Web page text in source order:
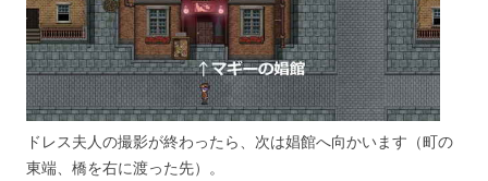
ドレス夫人の撮影が終わったら、次は娼館へ向かいます（町の
東端、橋を右に渡った先）。